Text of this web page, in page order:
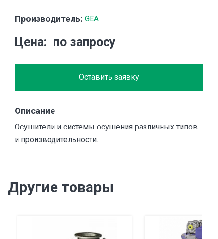
Производитель: GEA
Цена по запросу
Оставить заявку
Описание
Осушители и системы осушения различных типов
и производительности.
Другие товары